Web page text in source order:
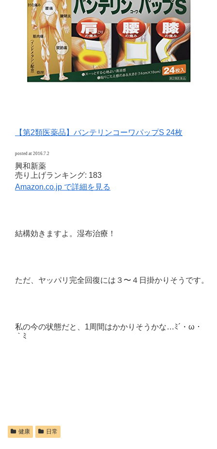
【第2類医薬品】バンテリンコーワパップS 24枚
posted at 2016.7.2
興和新薬
売り上げランキング: 183
Amazon.co.jp で詳細を見る
結構効きますよ。湿布治療！
ただ、ヤッパリ完全回復には３〜４日掛かりそうです。
私の今の状態だと、1周間はかかりそうかな…ﾐ´・ω・
｀ﾐ
健康 日常